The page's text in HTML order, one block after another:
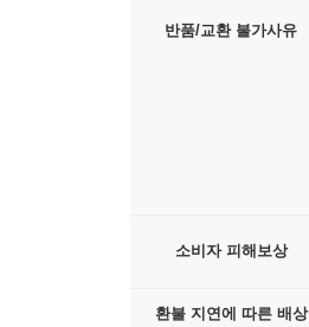
반품/교환 불가사유
소비자 피해보상
환불 지연에 따른 배상